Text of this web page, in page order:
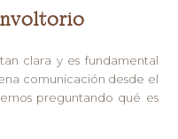
clara y es fundamental
comunicación desde el
preguntando qué es